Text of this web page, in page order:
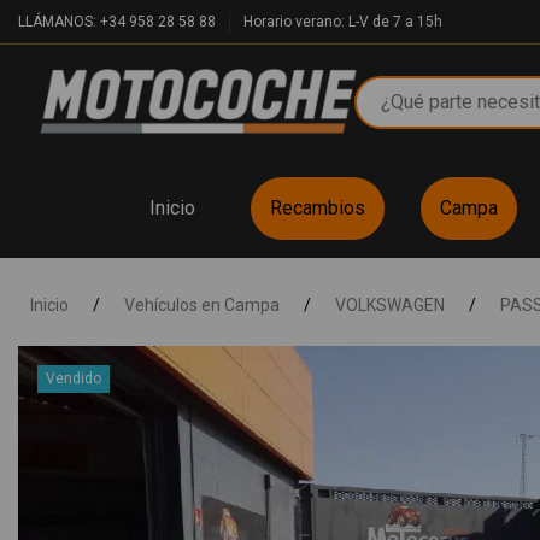
LLÁMANOS: +34 958 28 58 88 Horario verano: L-V de 7 a 15h
Inicio Recambios Campa
Inicio / Vehículos en Campa / VOLKSWAGEN /
Vendido